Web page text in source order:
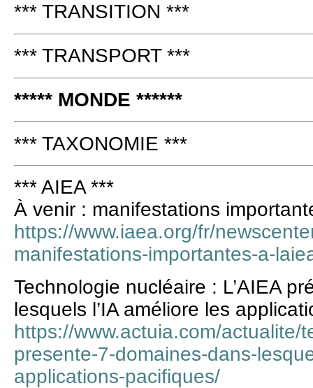
*** TRANSITION ***
*** TRANSPORT ***
***** MONDE ******
*** TAXONOMIE ***
*** AIEA ***
À venir : manifestations
https://www.iaea.org/fr/
manifestations-importantes-a-
Technologie nucléaire : L’AIEA
lesquels l’IA améliore les
https://www.actuia.com/actualite/
presente-7-domaines-dans-
applications-pacifiques/